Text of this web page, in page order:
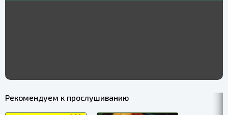
Рекомендуем к прослушиванию